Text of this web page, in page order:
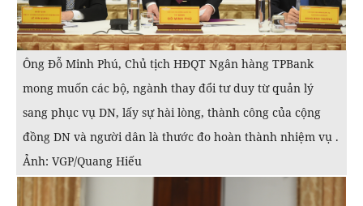
Ông Đỗ Minh Phú, Chủ tịch HĐQT Ngân hàng TPBank
mong muốn các bộ, ngành thay đổi tư duy từ quản lý
sang phục vụ DN, lấy sự hài lòng, thành công của cộng
đồng DN và người dân là thước đo hoàn thành nhiệm vụ .
Ảnh: VGP/Quang Hiếu